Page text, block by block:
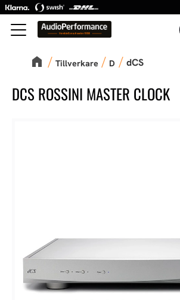
Meny
Tillverkare D dCS
DCS ROSSINI MASTER CLOCK